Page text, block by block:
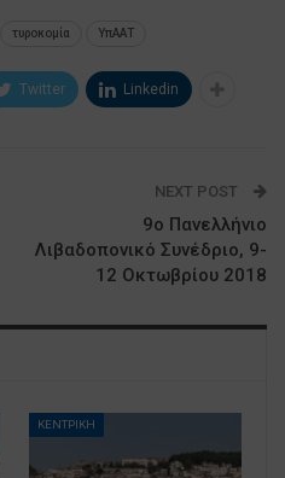
τυροκομία ΥπΑΑΤ
Twitter Linkedin
NEXT POST
9ο Πανελλήνιο
Λιβαδοπονικό Συνέδριο, 9-
12 Οκτωβρίου 2018
ΚΕΝΤΡΙΚΗ